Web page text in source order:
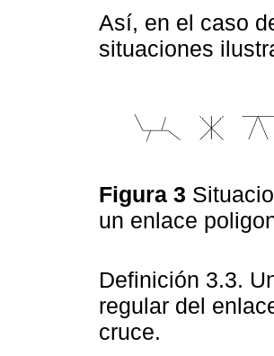
Así, en el caso
situaciones
Figura 3
un enlace
Definición 3.3.
regular del
cruce.